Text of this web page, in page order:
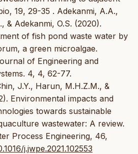
19, 29-35 . Adekanmi, A.A.,
& Adekanmi, O.S. (2020).
of fish pond waste water by
a green microalgae.
of Engineering and
4, 4, 62-77.
J.Y., Harun, M.H.Z.M., &
Environmental impacts and
towards sustainable
wastewater: A review.
Process Engineering, 46,
j.jwpe.2021.102553